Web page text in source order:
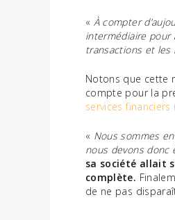
« À compter
intermédiaire pour
transactions et
Notons que cette
compte pour la
services financiers
« Nous sommes
nous devons donc
sa société allait
complète.
de ne pas